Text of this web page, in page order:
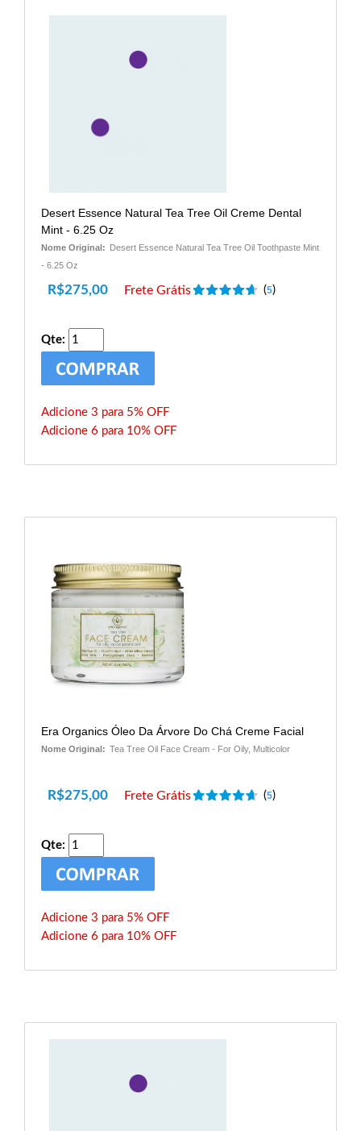
Desert Essence Natural Tea Tree Oil Creme Dental
Mint - 6.25 Oz
Nome Original: Desert Essence Natural Tea Tree Oil Toothpaste Mint
- 6.25 Oz
R$275,00 Frete Grátis (5)
Qte:
Adicione 3 para 5% OFF
Adicione 6 para 10% OFF
Era Organics Óleo Da Árvore Do Chá Creme Facial
Nome Original: Tea Tree Oil Face Cream - For Oily, Multicolor
R$275,00 Frete Grátis (5)
Qte:
Adicione 3 para 5% OFF
Adicione 6 para 10% OFF